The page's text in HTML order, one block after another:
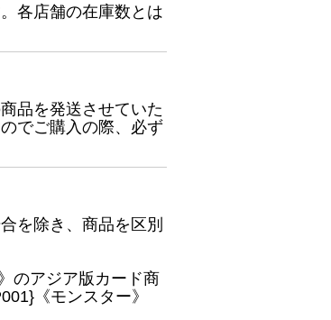
各店舗の在庫数とは
品を発送させていた
でご購入の際、必ず
を除き、商品を区別
のアジア版カード商
《モンスター》